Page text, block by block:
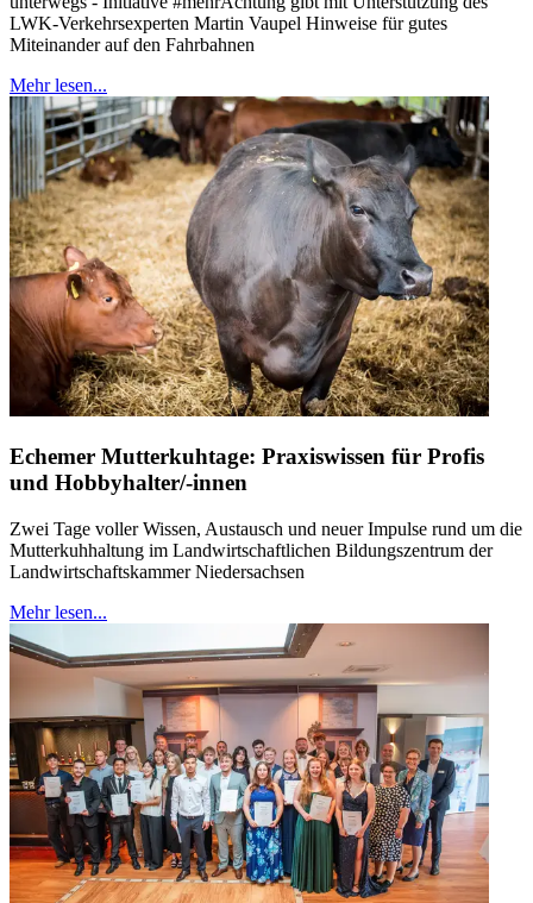
LWK-Verkehrsexperten Martin Vaupel Hinweise für gutes
Miteinander auf den Fahrbahnen
Mehr lesen...
Echemer Mutterkuhtage: Praxiswissen für Profis
und Hobbyhalter/-innen
Zwei Tage voller Wissen, Austausch und neuer Impulse rund um die
Mutterkuhhaltung im Landwirtschaftlichen Bildungszentrum der
Landwirtschaftskammer Niedersachsen
Mehr lesen...